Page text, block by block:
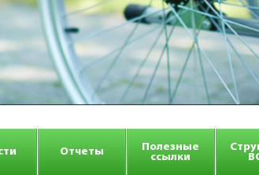
Отчеты
Полезные
ссылки